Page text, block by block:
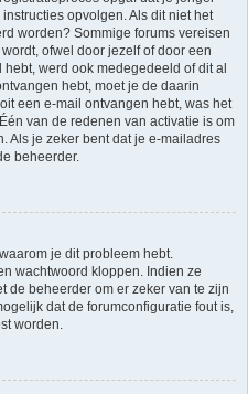
opvolgen. Als dit niet het
worden? Sommige forums vereisen
ofwel door jezelf of door een
werd ook medegedeeld of dit al
hebt, moet je de daarin
een e-mail ontvangen hebt, was het
van de redenen van activatie is om
Als je zeker bent dat je e-mailadres
beheerder.
je dit probleem hebt.
wachtwoord kloppen. Indien ze
de beheerder om er zeker van te zijn
dat de forumconfiguratie fout is,
worden.